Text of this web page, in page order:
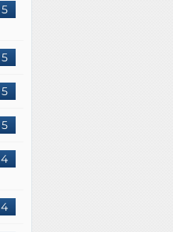
5
5
5
5
4
4